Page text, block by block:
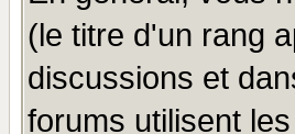
(le titre d'un rang
discussions et
forums utilisent